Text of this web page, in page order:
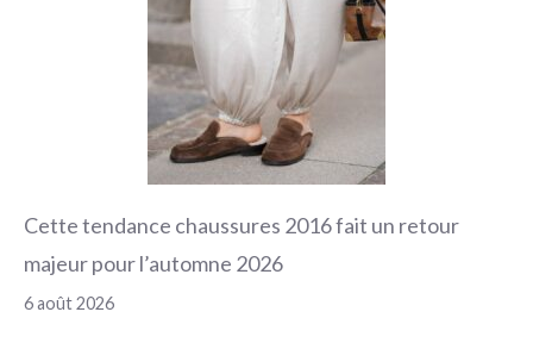
Cette tendance chaussures 2016 fait un retour
majeur pour l’automne 2026
6 août 2026